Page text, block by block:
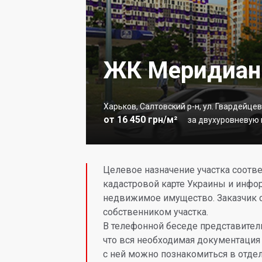
ЖК Меридиан
Харьков, Салтовский р-н, ул.
за двухуровневую
от 16 450 грн/м²
Целевое назначение участка
кадастровой карте Украины и
недвижимое имущество. Заказчик
собственником участка.
В телефонной беседе
что вся необходимая
с ней можно познакомиться в